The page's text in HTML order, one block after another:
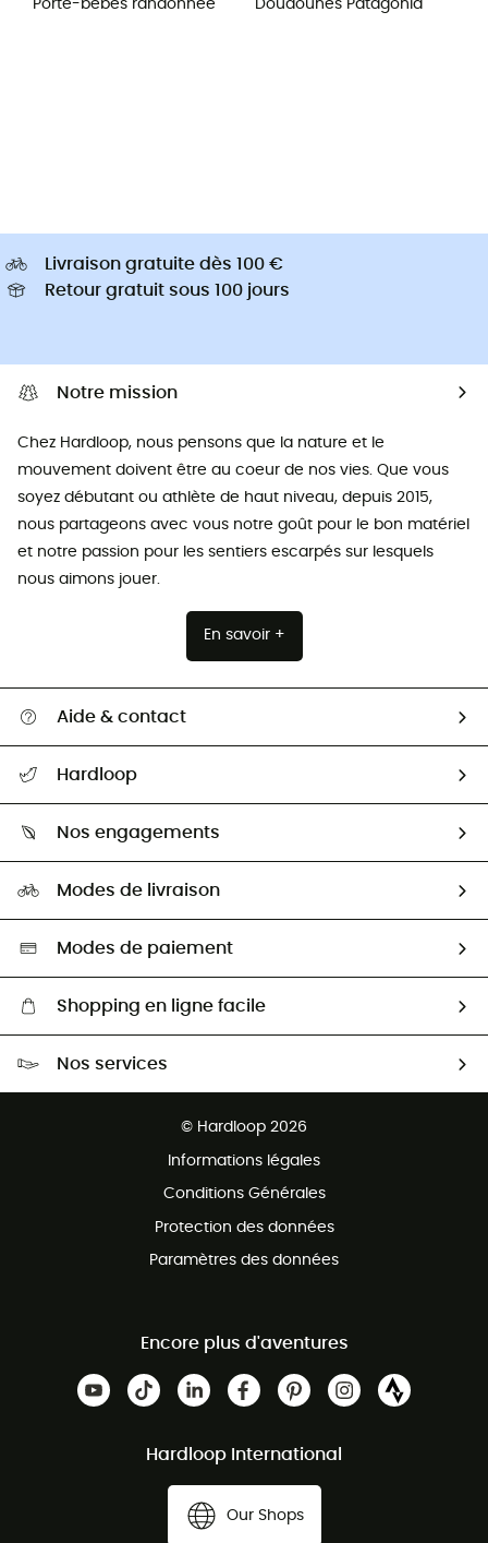
Porte-bébés randonnée
Doudounes Patagonia
Livraison gratuite dès 100 €
Retour gratuit sous 100 jours
Notre mission
Chez Hardloop, nous pensons que la nature et le
mouvement doivent être au coeur de nos vies. Que vous
soyez débutant ou athlète de haut niveau, depuis 2015,
nous partageons avec vous notre goût pour le bon matériel
et notre passion pour les sentiers escarpés sur lesquels
nous aimons jouer.
En savoir +
Aide & contact
Retour & remboursement
Guide des tailles
Seconde Main
Aide & Contact
Hardloop
HardGuides
Nos engagements
Sélection éco-responsable
Modes de livraison
Modes de paiement
Shopping en ligne facile
Nos services
© Hardloop 2026
Informations légales
Conditions Générales
Protection des données
Paramètres des données
Encore plus d'aventures
Hardloop International
Our Shops